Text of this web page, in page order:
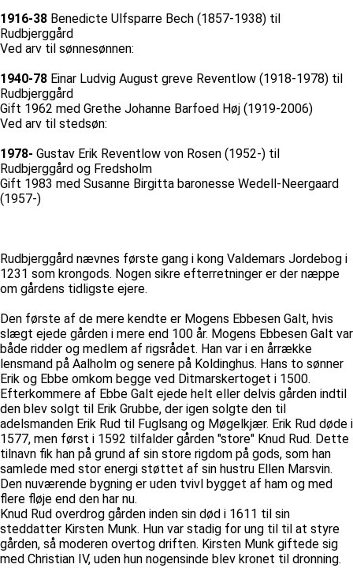
1916-38 Benedicte Ulfsparre Bech (1857-1938) til
Rudbjerggård
Ved arv til sønnesønnen:
1940-78 Einar Ludvig August greve Reventlow (1918-1978) til
Rudbjerggård
Gift 1962 med Grethe Johanne Barfoed Høj (1919-2006)
Ved arv til stedsøn:
1978- Gustav Erik Reventlow von Rosen (1952-) til
Rudbjerggård og Fredsholm
Gift 1983 med Susanne Birgitta baronesse Wedell-Neergaard
(1957-)
Rudbjerggård nævnes første gang i kong Valdemars Jordebog i
1231 som krongods. Nogen sikre efterretninger er der næppe
om gårdens tidligste ejere.
Den første af de mere kendte er Mogens Ebbesen Galt, hvis
slægt ejede gården i mere end 100 år. Mogens Ebbesen Galt var
både ridder og medlem af rigsrådet. Han var i en årrække
lensmand på Aalholm og senere på Koldinghus. Hans to sønner
Erik og Ebbe omkom begge ved Ditmarskertoget i 1500.
Efterkommere af Ebbe Galt ejede helt eller delvis gården indtil
den blev solgt til Erik Grubbe, der igen solgte den til
adelsmanden Erik Rud til Fuglsang og Møgelkjær. Erik Rud døde i
1577, men først i 1592 tilfalder gården "store" Knud Rud. Dette
tilnavn fik han på grund af sin store rigdom på gods, som han
samlede med stor energi støttet af sin hustru Ellen Marsvin.
Den nuværende bygning er uden tvivl bygget af ham og med
flere fløje end den har nu.
Knud Rud overdrog gården inden sin død i 1611 til sin
steddatter Kirsten Munk. Hun var stadig for ung til til at styre
gården, så moderen overtog driften. Kirsten Munk giftede sig
med Christian IV, uden hun nogensinde blev kronet til dronning.